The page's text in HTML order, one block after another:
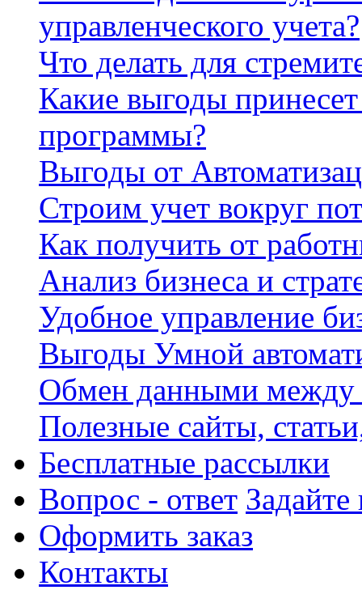
управленческого учета?
Что делать для
Какие выгоды
программы?
Выгоды от
Строим учет вокруг
Как получить от
Анализ бизнеса и
Удобное управление
Выгоды Умной
Обмен данными между
Полезные сайты,
Бесплатные рассылки
Вопрос - ответ
Оформить заказ
Контакты